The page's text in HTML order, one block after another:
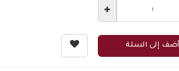
أضف إلى السلة